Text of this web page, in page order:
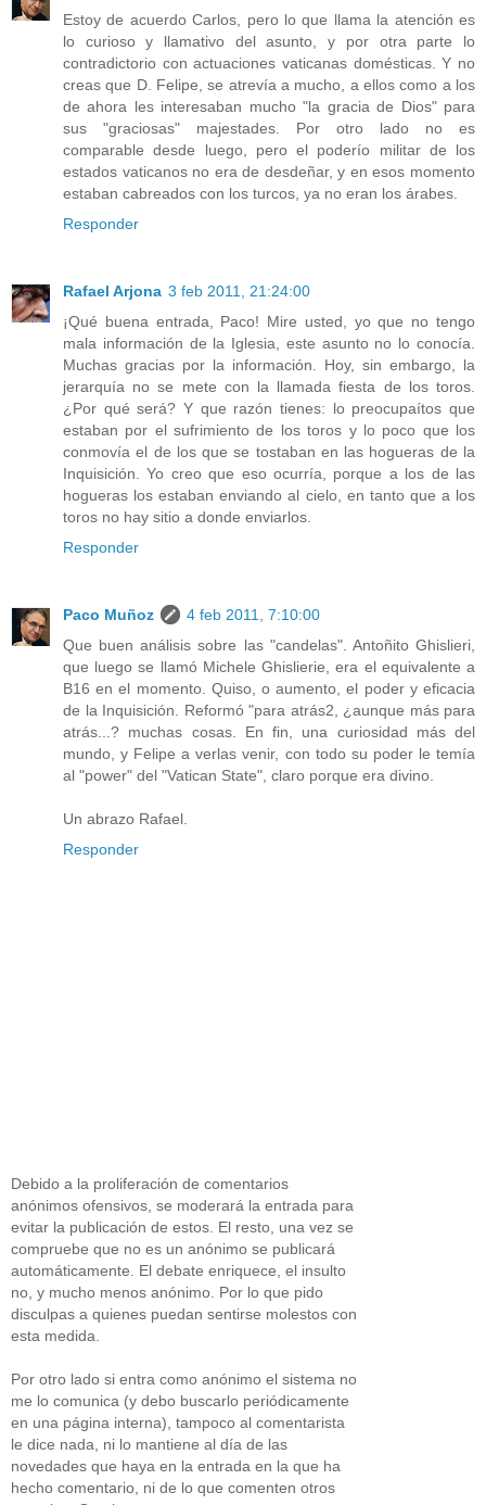
Estoy de acuerdo Carlos, pero lo que llama la atención es
lo curioso y llamativo del asunto, y por otra parte lo
contradictorio con actuaciones vaticanas domésticas. Y no
creas que D. Felipe, se atrevía a mucho, a ellos como a los
de ahora les interesaban mucho "la gracia de Dios" para
sus "graciosas" majestades. Por otro lado no es
comparable desde luego, pero el poderío militar de los
estados vaticanos no era de desdeñar, y en esos momento
estaban cabreados con los turcos, ya no eran los árabes.
Responder
Rafael Arjona 3 feb 2011, 21:24:00
¡Qué buena entrada, Paco! Mire usted, yo que no tengo
mala información de la Iglesia, este asunto no lo conocía.
Muchas gracias por la información. Hoy, sin embargo, la
jerarquía no se mete con la llamada fiesta de los toros.
¿Por qué será? Y que razón tienes: lo preocupaítos que
estaban por el sufrimiento de los toros y lo poco que los
conmovía el de los que se tostaban en las hogueras de la
Inquisición. Yo creo que eso ocurría, porque a los de las
hogueras los estaban enviando al cielo, en tanto que a los
toros no hay sitio a donde enviarlos.
Responder
Paco Muñoz
4 feb 2011, 7:10:00
Que buen análisis sobre las "candelas". Antoñito Ghislieri,
que luego se llamó Michele Ghislierie, era el equivalente a
B16 en el momento. Quiso, o aumento, el poder y eficacia
de la Inquisición. Reformó "para atrás2, ¿aunque más para
atrás...? muchas cosas. En fin, una curiosidad más del
mundo, y Felipe a verlas venir, con todo su poder le temía
al "power" del "Vatican State", claro porque era divino.
Un abrazo Rafael.
Responder
Debido a la proliferación de comentarios
anónimos ofensivos, se moderará la entrada para
evitar la publicación de estos. El resto, una vez se
compruebe que no es un anónimo se publicará
automáticamente. El debate enriquece, el insulto
no, y mucho menos anónimo. Por lo que pido
disculpas a quienes puedan sentirse molestos con
esta medida.
Por otro lado si entra como anónimo el sistema no
me lo comunica (y debo buscarlo periódicamente
en una página interna), tampoco al comentarista
le dice nada, ni lo mantiene al día de las
novedades que haya en la entrada en la que ha
hecho comentario, ni de lo que comenten otros